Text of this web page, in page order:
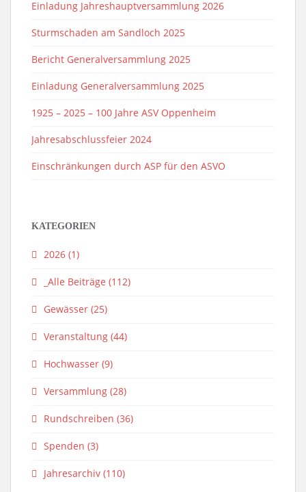
Einladung Jahreshauptversammlung 2026
Sturmschaden am Sandloch 2025
Bericht Generalversammlung 2025
Einladung Generalversammlung 2025
1925 – 2025 – 100 Jahre ASV Oppenheim
Jahresabschlussfeier 2024
Einschränkungen durch ASP für den ASVO
KATEGORIEN
2026 (1)
_Alle Beiträge (112)
Gewässer (25)
Veranstaltung (44)
Hochwasser (9)
Versammlung (28)
Rundschreiben (36)
Spenden (3)
Jahresarchiv (110)